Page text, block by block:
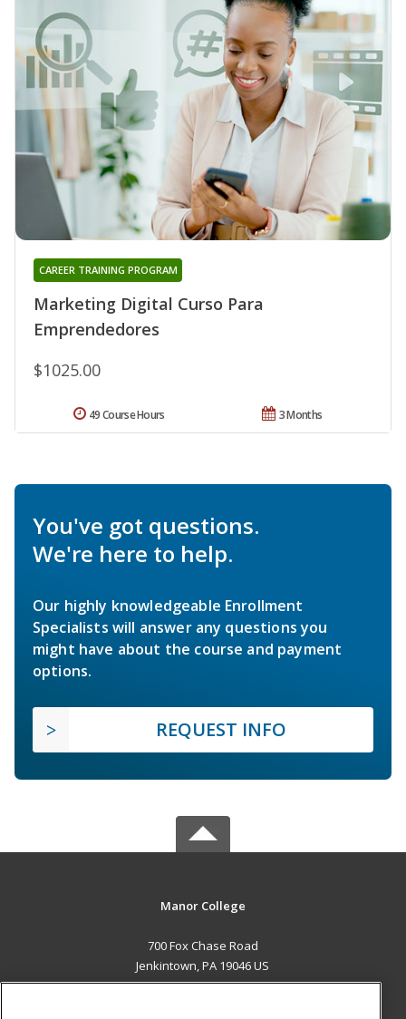
Marketing Digital Curso Para
Emprendedores
CAREER TRAINING PROGRAM
$1025.00
3 Months
49 Course Hours
You've got questions.
We're here to help.
Our highly knowledgeable Enrollment
Specialists will answer any questions you
might have about the course and payment
options.
REQUEST INFO
Manor College
700 Fox Chase Road
Jenkintown, PA 19046 US